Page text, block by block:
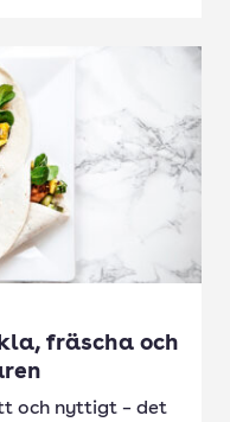
fräscha och
och nyttigt – det